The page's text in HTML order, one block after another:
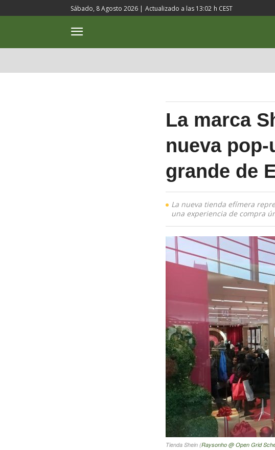
Sábado, 8 Agosto 2026 | Actualizado a las 13:02 h CEST
La marca
nueva
grande de
La nueva tienda efímera
una experiencia de compra
Tienda Shein (Raysonho @ Open Grid